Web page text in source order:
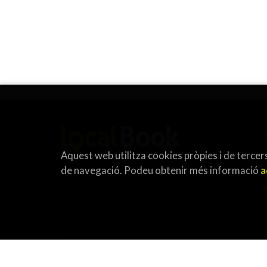
Aquest web utilitza cookies pròpies i de
de navegació. Podeu obtenir més informació